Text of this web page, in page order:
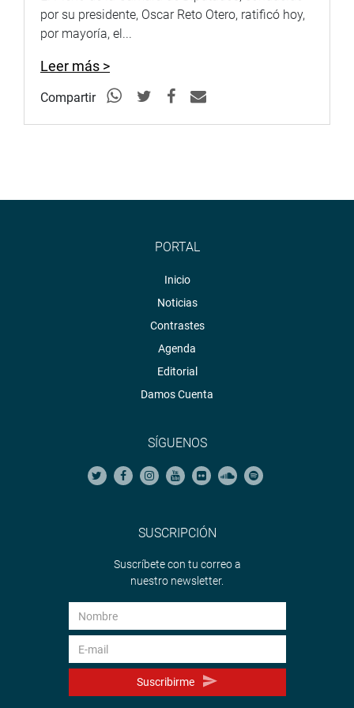
por su presidente, Oscar Reto Otero, ratificó hoy,
por mayoría, el...
Leer más >
Compartir
PORTAL
Inicio
Noticias
Contrastes
Agenda
Editorial
Damos Cuenta
SÍGUENOS
SUSCRIPCIÓN
Suscríbete con tu correo a
nuestro newsletter.
Suscribirme